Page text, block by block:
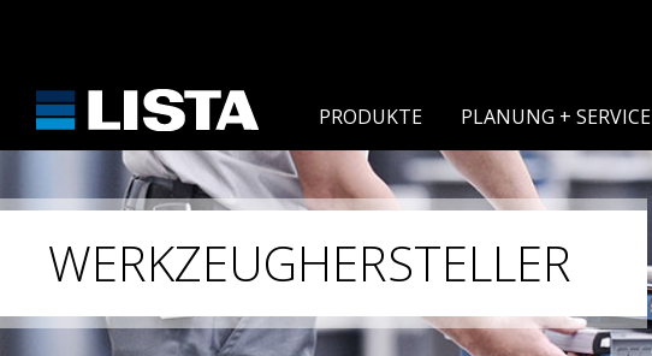
PRODUKTE PLANUNG + SERVICE
WERKZEUGHERSTELLER